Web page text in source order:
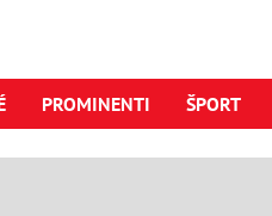
PROMINENTI ŠPORT